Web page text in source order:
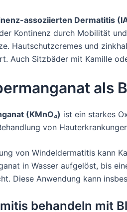
assoziierten Dermatitis
Kontinenz durch Mobilität
Hautschutzcremes und
Auch Sitzbäder mit Kamille
als
(KMnO₄) ist ein starkes
von
von Windeldermatitis kann
in Wasser aufgelöst, bis
Diese Anwendung kann
behandeln mit